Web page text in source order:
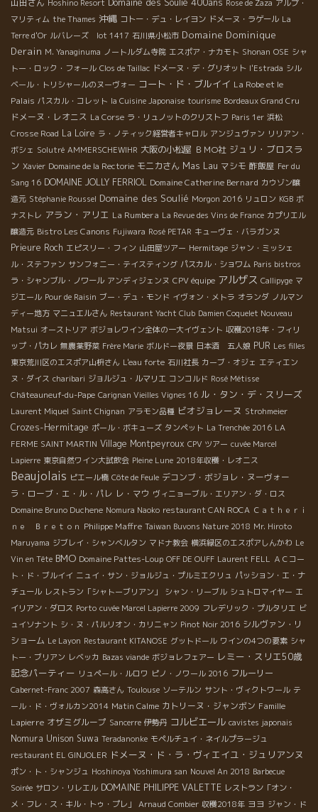
山田さん Hoshino Resort Rose de Zaza アルプ・
マリティム the Thames 沖縄 コトー・デュ・レイヨン ドメーヌ・ラゲール La
Terre d'Or ルバレーズ lot 1417 石川県小松市 Domaine Dominique
Derain M. Yanaginuma ノートルダム寺院 エスポア・ナカモト Shonan OSE シャ
トー・ロック・フォール Clos de Taillac ドメーヌ・デ・グリオット l'Estrada シル
ベール・トリシャールのヌーヴォー コート・ド・ブルイイ La Robe et le
Palais パスカル・コレット la Cuisine Japonaise tourisme Bordeaux Grand Cru
ドメーヌ・レオニス La Corse ラ・リュノットのクリストフ Paris 1er 浜松
Crosse Road La Loire ラ・ノティック経営者キャロル アンジュヴァン リリアン・
ボシェ Solutré AMMERSCHEWIHR 大阪の小松屋 ＢＭО社 ジュリ・ブロスラ
ン Xavier Domaine de la Rectorie モニカさん Mas Lau マシモ 酢飯屋 Fer du
Sang 16 DOMAINE JOLLY FERRIOL Domaine Catherine Bernard カウゾン醸
造元 Stéphanie Roussel Domaine des Soulié Morgon 2016 リュロン KGB ボ
ナストレ アラン・アリエ La Rumbera La Revue des Vins de France カプリエル
醸造元 Bistro Les Canons Fujiwara Rosé PETAR キューヴェ・バラガンヌ
Prieure Roch エピスリー・フィン 山田屋ツアー Hermitage ジャン・ミッシェ
ル・ステファン サンフォニー・テイスティング パスカル・ショワム Paris bistros
ラ・シャンブル・ノワール アンディジェンヌ CPV équipe アルザス Callipyge マ
ジエール Pour de Raisin ブー・デュ・モンド イヴォン・メトラ オランダ ノルマン
ディー地方 マニュエルさん Restaurant Yacht Club Damien Coquelet Nouveau
Matsui オーストリア ボジョレワイン全体の一大イヴェント 収穫2018年・フィリ
ップ・パカレ 無農薬野菜 Frère Marie ボルドー夜景 日本酒 五人娘 PUR Les filles
東京荒川区のエスポア山枡さん L'eau forte 石川社長 カーブ・オジェ エティエン
ヌ・ダイス charibari ジョルジュ・ルマリエ コンコルド Rosé Métisse
Châteauneuf-du-Pape Carignan Vieilles Vignes 16 ル・タン・デ・スリーズ
Laurent Miquel Saint Chignan アラモン品種 ビオジョレーヌ Strohmeier
Crozes-Hermitage ポール・ボキューズ タンペット La Trenchée 2016 LA
FERME SAINT MARTIN Village Montpeyroux CPV ツアー cuvée Marcel
Lapierre 東京自然ワイン大試飲会 Pleine Lune 2018年収穫・レオニス
Beaujolais ピエール橋 Côte de Feule デコンブ・ボジョレ・ヌーヴォー
ラ・ローブ・エ・ル・パレ レ・マウ ヴィニョーブル・エリアン・ダ・ロス
Domaine Bruno Duchene Nomura Naoko restaurant CAN ROCA Ｃａｔｈｅｒｉ
ｎｅ Ｂｒｅｔｏｎ Philippe Maffre Taiwan Buvons Nature 2018 Mr. Hiroto
Maruyama ジブレイ・シャンベルタン マドナ教会 横浜緑区のエスポアしんかわ Le
Vin en Tête BMO Domaine Pattes-Loup OFF DE OUFF Laurent FELL ＡＣコー
ト・ド・ブルイイ ニュイ・サン・ジョルジュ・プルミエクリュ パッション・エ・ナ
チュール レストラン「シャトーブリアン」 シャン・リーブル シュトロマイヤー エ
イリアン・ダロス Porto cuvée Marcel Lapierre 2009 フレデリック・プルタリエ ビ
ュイソナント シ・ヌ・パルリオン・カリニャン Pinot Noir 2016 シルヴァン・リ
ショーム Le Layon Restaurant KITANOSE グットドール ワインの4つの要素 シャ
トー・ブリアン レベッカ Bazas viande ボジョレフェアー レミー・スリエ50歳
記念パーティー リュペール・ルロワ ピノ・ノワール 2016 フルーリー
Cabernet-Franc 2007 森高さん Toulouse ソーテルン サント・ヴィクトワール テ
ール・ド・ヴォルカン2014 Matin Calme カトリーヌ・ジャンボン Famille
Lapierre オザミグループ Sancerre 伊勢丹 コルビエール cavistes japonais
Nomura Unison Suwa Teradanonke モペルチュイ・ネイルプラージュ
restaurant EL GINJOLER ドメーヌ・ド・ラ・ヴィエイユ・ジュリアンヌ
ポン・ト・シャンジュ Hoshinoya Yoshimura san Nouvel An 2018 Barbecue
Soirée サロン・リレエル DOMAINE PHILIPPE VALETTE レストラン「オン・
メ・フレ・ス・キル・トゥ・プレ」
Arnaud Combier 収穫2018年 ヨヨ ジャン・ド